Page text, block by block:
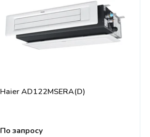
Haier AD122MSERA(D)
По запросу